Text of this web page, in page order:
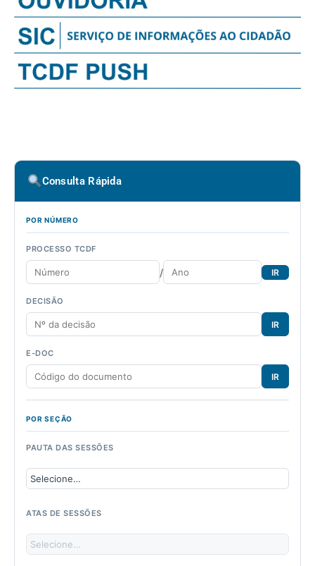
Consulta Rápida
POR NÚMERO
PROCESSO TCDF
/ IR
DECISÃO
IR
E-DOC
IR
POR SEÇÃO
PAUTA DAS SESSÕES
ATAS DE SESSÕES